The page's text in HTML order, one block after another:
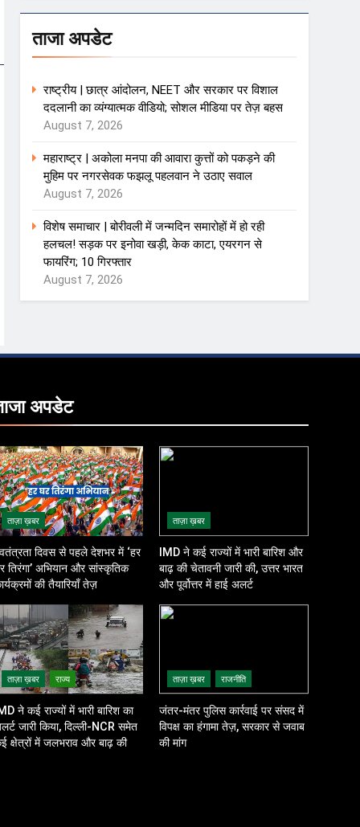
ताजा अपडेट
राष्ट्रीय | छात्र आंदोलन, NEET और सरकार पर विशाल
ददलानी का व्यंग्यात्मक वीडियो; सोशल मीडिया पर तेज़ बहस
August 7, 2026
महाराष्ट्र | अकोला मनपा की आवारा कुत्तों को पकड़ने की
मुहिम पर नगरसेवक फझलू पहलवान ने उठाए सवाल
August 7, 2026
विशेष समाचार | बोरीवली में जन्मदिन समारोहों में हो रही
हलचल! सड़क पर इनोवा खड़ी, केक काटा, एयरगन से
फायरिंग; 10 गिरफ्तार
August 7, 2026
अपडेट
ताज़ा ख़बर
दिवस से पहले देशभर में ‘हर
तिरंगा’ अभियान और सांस्कृतिक
की तैयारियाँ तेज़
ताज़ा ख़बर
IMD ने कई राज्यों में भारी बारिश और
बाढ़ की चेतावनी जारी की, उत्तर भारत
और पूर्वोत्तर में हाई अलर्ट
ताज़ा ख़बर राज्य
ने कई राज्यों में भारी बारिश का
जारी किया, दिल्ली-NCR समेत
क्षेत्रों में जलभराव और बाढ़ की
ताज़ा ख़बर राजनीति
जंतर-मंतर पुलिस कार्रवाई पर संसद में
विपक्ष का हंगामा तेज़, सरकार से जवाब
की मांग